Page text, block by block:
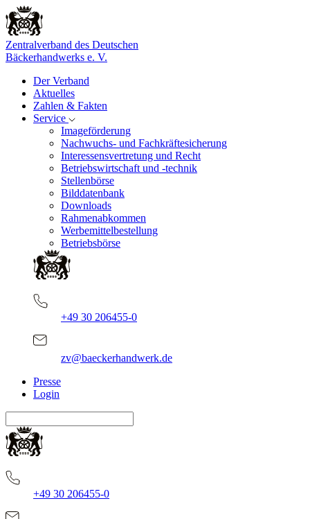
Zentralverband des Deutschen
Bäckerhandwerks e. V.
Der Verband
Aktuelles
Zahlen & Fakten
Service
Imageförderung
Nachwuchs- und Fachkräftesicherung
Interessensvertretung und Recht
Betriebswirtschaft und -technik
Stellenbörse
Bilddatenbank
Downloads
Rahmenabkommen
Werbemittelbestellung
Betriebsbörse
+49 30 206455-0
zv@baeckerhandwerk.de
Presse
Login
+49 30 206455-0